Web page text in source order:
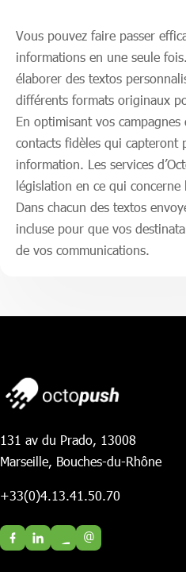
Vous pouvez faire passer
informations en une seule
élaborer des textos
différents formats originaux
En optimisant vos
contacts fidèles qui capteront
information. Les services
législation en ce qui concerne
Dans chacun des textos
incluse pour que vos
de vos communications.
131 av du Prado, 13008
Marseille, Bouches-du-Rhône
+33(0)4.13.41.50.70
@